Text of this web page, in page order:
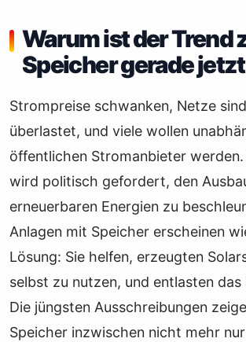
Warum ist der Trend
Speicher gerade
Strompreise schwanken, Netze
überlastet, und viele wollen
öffentlichen Stromanbieter
wird politisch gefordert, den
erneuerbaren Energien zu
Anlagen mit Speicher erscheinen
Lösung: Sie helfen, erzeugten
selbst zu nutzen, und entlasten
Die jüngsten Ausschreibungen
Speicher inzwischen nicht mehr